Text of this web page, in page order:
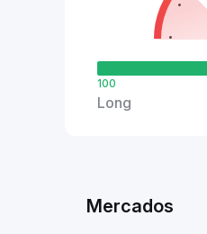
100
Long
Mercados